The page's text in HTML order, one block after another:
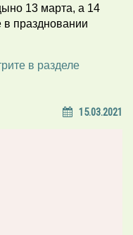
13 марта, а 14
в праздновании
в разделе
15.03.2021